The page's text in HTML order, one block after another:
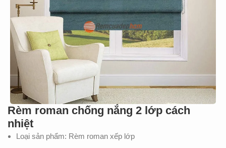
Rèm roman chống nắng 2 lớp cách
nhiệt
Loại sản phẩm: Rèm roman xếp lớp